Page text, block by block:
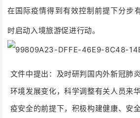
在国际疫情得到有效控制前提下分步
时启动入境旅游促进行动。
文件中提出：及时研判国内外新冠肺
环境发展变化，科学调整有关人员来
疫安全的前提下，积极构建健康、安